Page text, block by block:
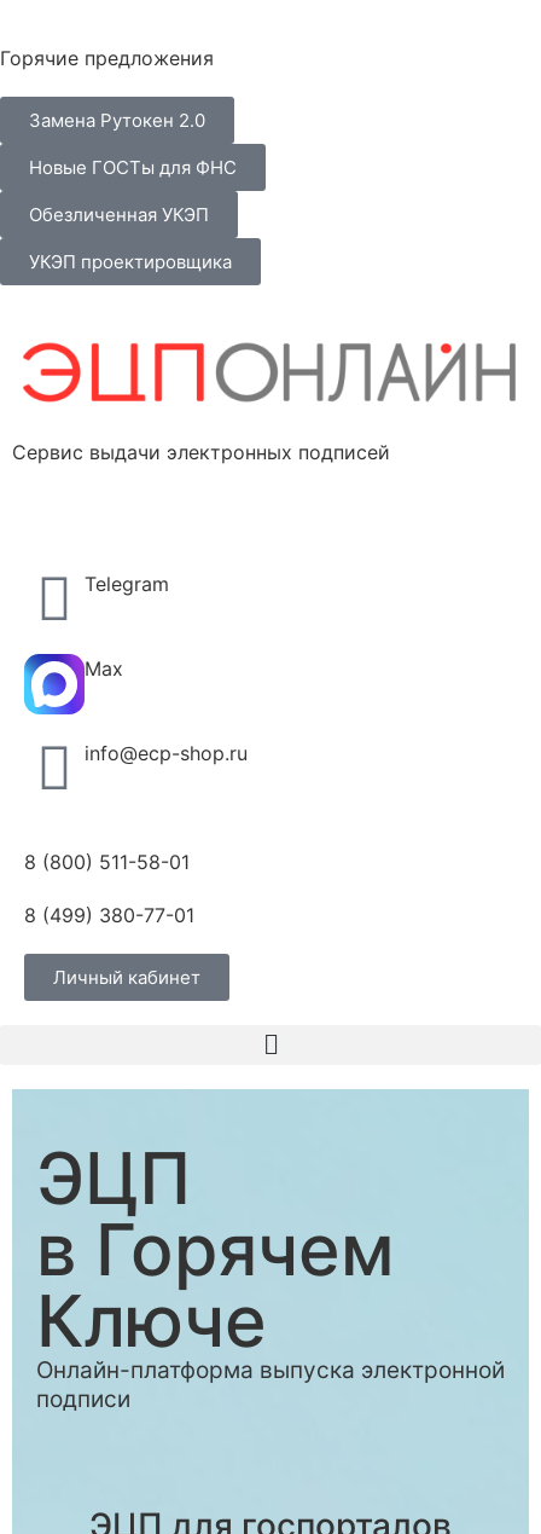
Горячие предложения
Замена Рутокен 2.0
Новые ГОСТы для ФНС
Обезличенная УКЭП
УКЭП проектировщика
Сервис выдачи электронных подписей
Telegram
Max
info@ecp-shop.ru
8 (800) 511-58-01
8 (499) 380-77-01
Личный кабинет
ЭЦП
в Горячем
Ключе
Онлайн-платформа выпуска электронной
подписи
ЭЦП для госпорталов